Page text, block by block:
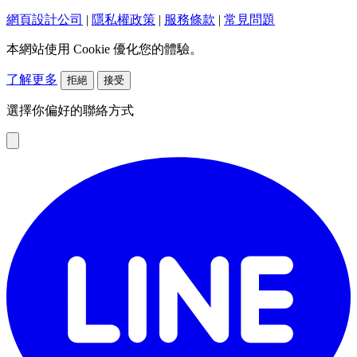
網頁設計公司 | 隱私權政策 | 服務條款 | 常見問題
本網站使用 Cookie 優化您的體驗。
了解更多 拒絕 接受
選擇你偏好的聯絡方式